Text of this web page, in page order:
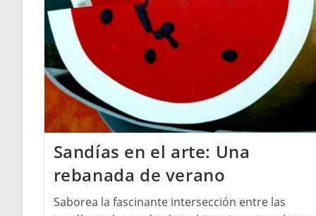
Sandías en el arte: Una
rebanada de verano
Saborea la fascinante intersección entre las